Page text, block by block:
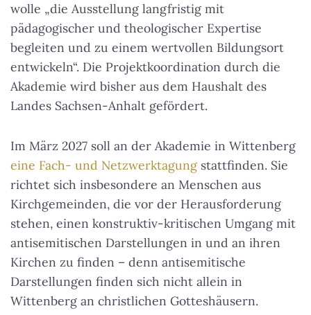
wolle „die Ausstellung langfristig mit
pädagogischer und theologischer Expertise
begleiten und zu einem wertvollen Bildungsort
entwickeln“. Die Projektkoordination durch die
Akademie wird bisher aus dem Haushalt des
Landes Sachsen-Anhalt gefördert.
Im März 2027 soll an der Akademie in Wittenberg
eine Fach- und Netzwerktagung stattfinden. Sie
richtet sich insbesondere an Menschen aus
Kirchgemeinden, die vor der Herausforderung
stehen, einen konstruktiv-kritischen Umgang mit
antisemitischen Darstellungen in und an ihren
Kirchen zu finden – denn antisemitische
Darstellungen finden sich nicht allein in
Wittenberg an christlichen Gotteshäusern.